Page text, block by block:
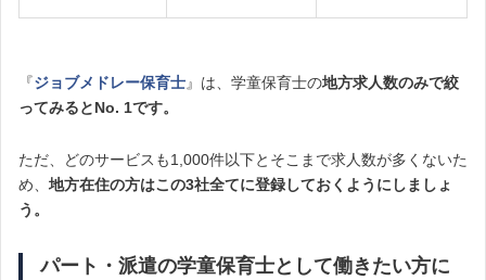
『ジョブメドレー保育士』は、学童保育士の地方求人数のみで絞
ってみるとNo. 1です。
ただ、どのサービスも1,000件以下とそこまで求人数が多くないた
め、 地方在住の方はこの3社全てに登録しておくようにしましょ
う。
パート・派遣の学童保育士として働きたい方に